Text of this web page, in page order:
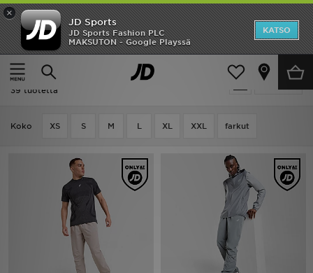
×
JD Sports
JD Sports Fashion PLC
MAKSUTON - Google Playssä
KATSO
Etusivu
Miehet Miesten vaatteet
Suodata
Miehet - ASICS Miesten vaatteet
39 tuotetta
Koko XS S M L XL XXL farkut
Etusivu
Ale
Uutuudet
Tuotemerkit